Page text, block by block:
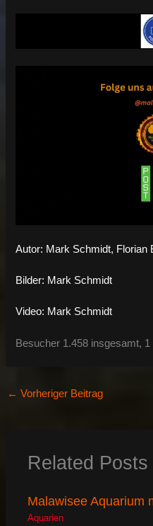
Autor: Mark Schmidt, Florian
Bilder: Mark Schmidt
Video: Mark Schmidt
Besucher 1.458 insgesamt,
← Vorheriger Beitrag
Related Posts
Malawisee Aquarium
Aquarien